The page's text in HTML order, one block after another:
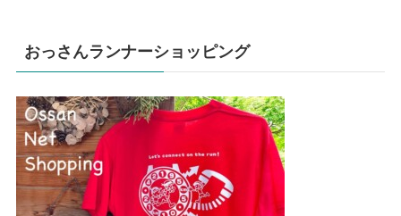
おっさんランナーショッピング